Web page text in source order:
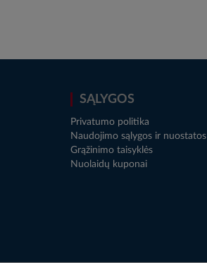
SĄLYGOS
Privatumo politika
Naudojimo sąlygos ir nuostatos
Grąžinimo taisyklės
Nuolaidų kuponai